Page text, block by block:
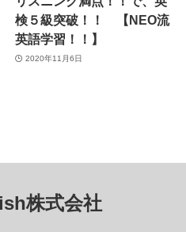
検５級突破！！ 【NEO流
英語学習！！】
2020年11月6日
株式会社